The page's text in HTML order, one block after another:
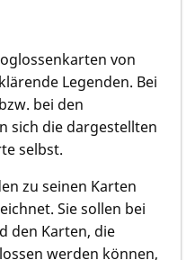
von
Legenden. Bei
bei den
sich die dargestellten
selbst.
zu seinen Karten
Sie sollen bei
den Karten, die
werden können,